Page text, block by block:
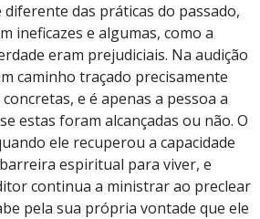
das práticas do passado,
ineficazes e algumas, como a
eram prejudiciais. Na audição
caminho traçado precisamente
e é apenas a pessoa a
estas foram alcançadas ou não. O
ele recuperou a capacidade
espiritual para viver, e
continua a ministrar ao preclear
pela sua própria vontade que ele